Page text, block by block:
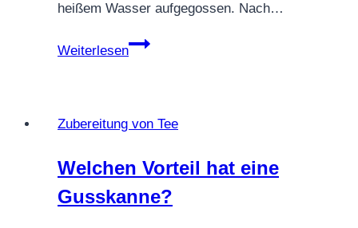
heißem Wasser aufgegossen. Nach…
Weiterlesen
Wie
Zubereitung von Tee
Welchen Vorteil hat eine
Gusskanne?